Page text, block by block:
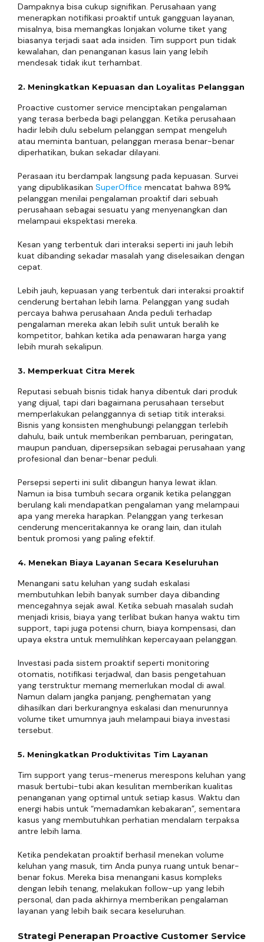
Dampaknya bisa cukup signifikan. Perusahaan yang
menerapkan notifikasi proaktif untuk gangguan layanan,
misalnya, bisa memangkas lonjakan volume tiket yang
biasanya terjadi saat ada insiden. Tim support pun tidak
kewalahan, dan penanganan kasus lain yang lebih
mendesak tidak ikut terhambat.
2. Meningkatkan Kepuasan dan Loyalitas Pelanggan
Proactive customer service menciptakan pengalaman
yang terasa berbeda bagi pelanggan. Ketika perusahaan
hadir lebih dulu sebelum pelanggan sempat mengeluh
atau meminta bantuan, pelanggan merasa benar-benar
diperhatikan, bukan sekadar dilayani.
Perasaan itu berdampak langsung pada kepuasan. Survei
yang dipublikasikan SuperOffice mencatat bahwa 89%
pelanggan menilai pengalaman proaktif dari sebuah
perusahaan sebagai sesuatu yang menyenangkan dan
melampaui ekspektasi mereka.
Kesan yang terbentuk dari interaksi seperti ini jauh lebih
kuat dibanding sekadar masalah yang diselesaikan dengan
cepat.
Lebih jauh, kepuasan yang terbentuk dari interaksi proaktif
cenderung bertahan lebih lama. Pelanggan yang sudah
percaya bahwa perusahaan Anda peduli terhadap
pengalaman mereka akan lebih sulit untuk beralih ke
kompetitor, bahkan ketika ada penawaran harga yang
lebih murah sekalipun.
3. Memperkuat Citra Merek
Reputasi sebuah bisnis tidak hanya dibentuk dari produk
yang dijual, tapi dari bagaimana perusahaan tersebut
memperlakukan pelanggannya di setiap titik interaksi.
Bisnis yang konsisten menghubungi pelanggan terlebih
dahulu, baik untuk memberikan pembaruan, peringatan,
maupun panduan, dipersepsikan sebagai perusahaan yang
profesional dan benar-benar peduli.
Persepsi seperti ini sulit dibangun hanya lewat iklan.
Namun ia bisa tumbuh secara organik ketika pelanggan
berulang kali mendapatkan pengalaman yang melampaui
apa yang mereka harapkan. Pelanggan yang terkesan
cenderung menceritakannya ke orang lain, dan itulah
bentuk promosi yang paling efektif.
4. Menekan Biaya Layanan Secara Keseluruhan
Menangani satu keluhan yang sudah eskalasi
membutuhkan lebih banyak sumber daya dibanding
mencegahnya sejak awal. Ketika sebuah masalah sudah
menjadi krisis, biaya yang terlibat bukan hanya waktu tim
support, tapi juga potensi churn, biaya kompensasi, dan
upaya ekstra untuk memulihkan kepercayaan pelanggan.
Investasi pada sistem proaktif seperti monitoring
otomatis, notifikasi terjadwal, dan basis pengetahuan
yang terstruktur memang memerlukan modal di awal.
Namun dalam jangka panjang, penghematan yang
dihasilkan dari berkurangnya eskalasi dan menurunnya
volume tiket umumnya jauh melampaui biaya investasi
tersebut.
5. Meningkatkan Produktivitas Tim Layanan
Tim support yang terus-menerus merespons keluhan yang
masuk bertubi-tubi akan kesulitan memberikan kualitas
penanganan yang optimal untuk setiap kasus. Waktu dan
energi habis untuk “memadamkan kebakaran”, sementara
kasus yang membutuhkan perhatian mendalam terpaksa
antre lebih lama.
Ketika pendekatan proaktif berhasil menekan volume
keluhan yang masuk, tim Anda punya ruang untuk benar-
benar fokus. Mereka bisa menangani kasus kompleks
dengan lebih tenang, melakukan follow-up yang lebih
personal, dan pada akhirnya memberikan pengalaman
layanan yang lebih baik secara keseluruhan.
Strategi Penerapan Proactive Customer Service